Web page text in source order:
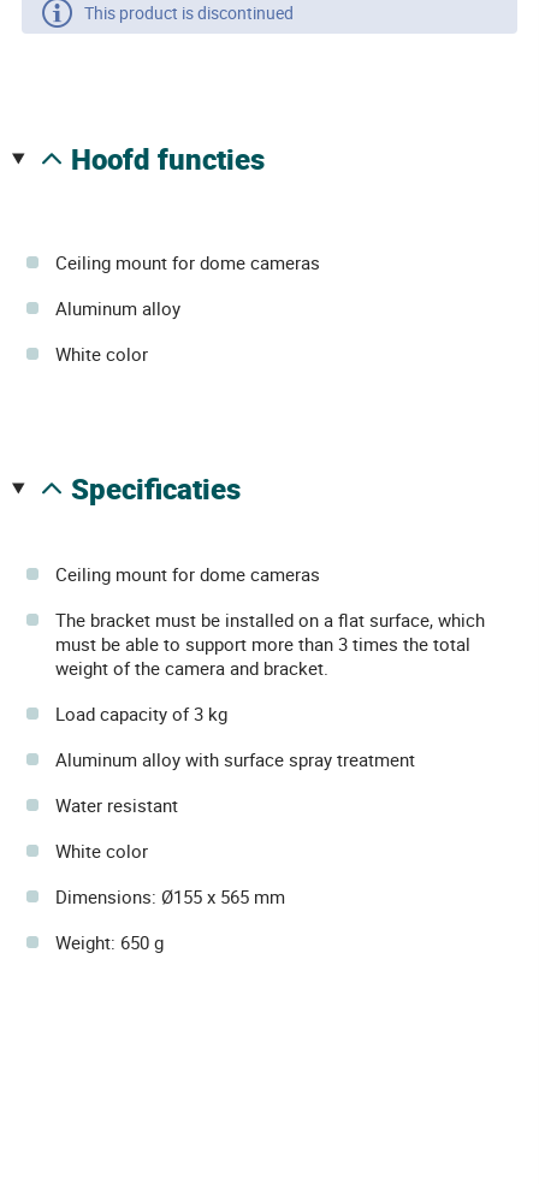
This product is discontinued
hoofd functies
Ceiling mount for dome cameras
Aluminum alloy
White color
specificaties
Ceiling mount for dome cameras
The bracket must be installed on a flat surface, which
must be able to support more than 3 times the total
weight of the camera and bracket.
Load capacity of 3 kg
Aluminum alloy with surface spray treatment
Water resistant
White color
Dimensions: Ø155 x 565 mm
Weight: 650 g